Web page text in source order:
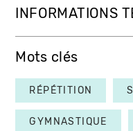
INFORMATIONS
Mots clés
RÉPÉTITION
GYMNASTIQUE